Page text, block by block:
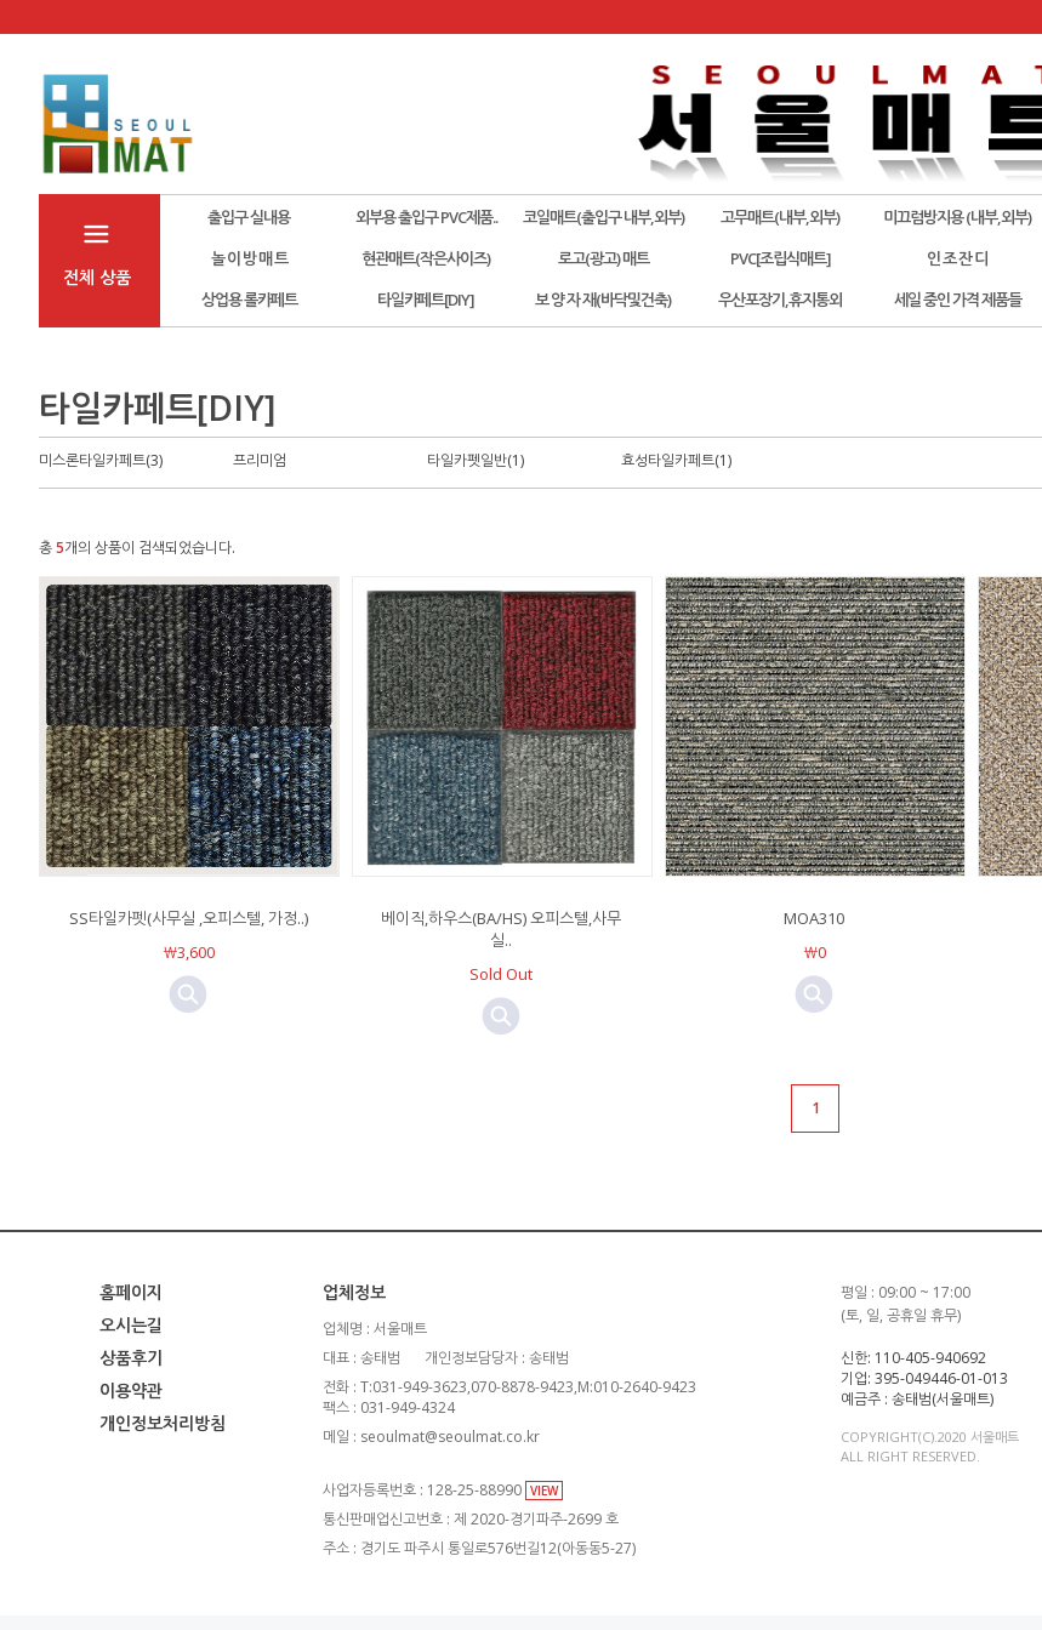
전체 상품
출입구 실내용 외부용 출입구 PVC제품.. 코일매트(출입구 내부,외부) 고무매트(내부,외부) 미끄럼방지용 (내부,외부)
놀 이 방 매 트
현관매트(작은사이즈) 로고(광고) 매트 PVC[조립식매트] 인 조 잔 디
상업용 롤카페트
타일카페트[DIY] 보 양 자 재(바닥및건축) 우산포장기,휴지통외 세일 중인 가격 제품들
타일카페트[DIY]
미스론타일카페트(3) 프리미엄 타일카펫일반(1) 효성타일카페트(1)
총5개의 상품이 검색되었습니다.
SS타일카펫(사무실 ,오피스텔, 가정..)
￦3,600
베이직,하우스(BA/HS) 오피스텔,사무
실..
Sold Out
MOA310
￦0
1
홈페이지
오시는길
상품후기
이용약관
개인정보처리방침
업체정보
업체명 : 서울매트
대표 : 송태범
개인정보담당자 : 송태범
전화 : T:031-949-3623,070-8878-9423,M:010-2640-9423
팩스 : 031-949-4324
메일 : seoulmat@seoulmat.co.kr
사업자등록번호 : 128-25-88990 VIEW
통신판매업신고번호 : 제 2020-경기파주-2699 호
주소 : 경기도 파주시 통일로576번길12(아동동5-27)
평일 : 09:00 ~ 17:00
(토, 일, 공휴일 휴무)
신한: 110-405-940692
기업: 395-049446-01-013
예금주 : 송태범(서울매트)
COPYRIGHT(C).2020 서울매트
ALL RIGHT RESERVED.